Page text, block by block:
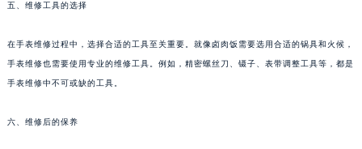
五、维修工具的选择
在手表维修过程中，选择合适的工具至关重要。就像卤肉饭需要选用合适的锅具和火候，
手表维修也需要使用专业的维修工具。例如，精密螺丝刀、镊子、表带调整工具等，都是
手表维修中不可或缺的工具。
六、维修后的保养